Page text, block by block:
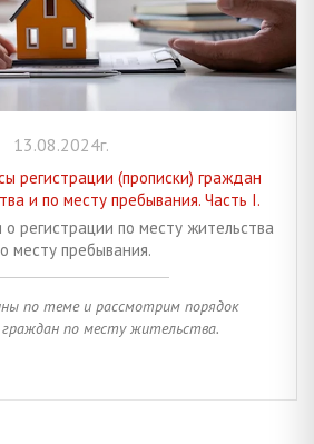
13.08.2024г.
регистрации (прописки) граждан
и по месту пребывания. Часть I.
регистрации по месту жительства
месту пребывания.
по теме и рассмотрим порядок
по месту жительства.